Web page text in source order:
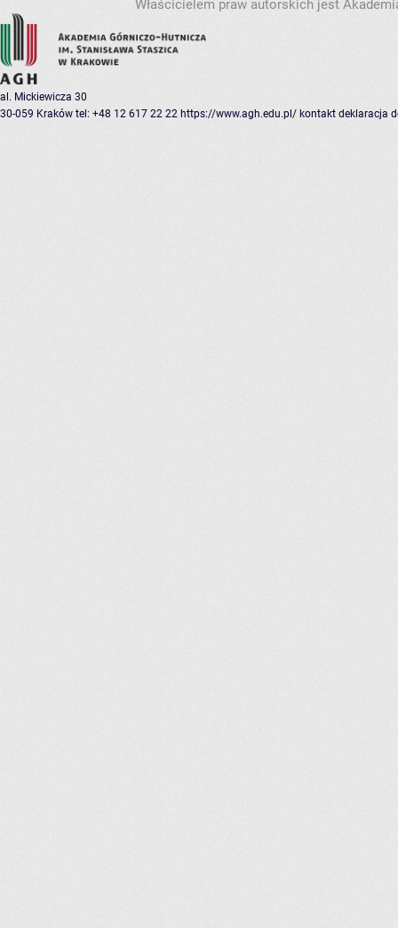
Właścicielem praw autorskich jest
al. Mickiewicza 30
30-059 Kraków tel: +48 12 617 22 22 https://www.agh.edu.pl/ kontakt deklaracja